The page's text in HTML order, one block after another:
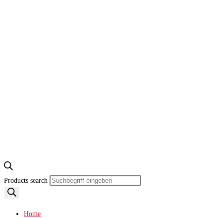
Products search
Home